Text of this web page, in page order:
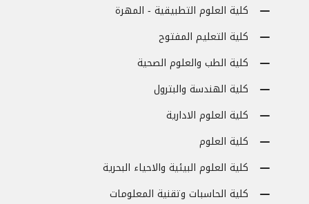
كلية العلوم التطبيقية - المهرة
كلية التعليم المفتوح
كلية الطب والعلوم الصحية
كلية الهندسة والبترول
كلية العلوم الادارية
كلية العلوم
كلية العلوم البيئية والاحياء البحرية
كلية الحاسبات وتقنية المعلومات